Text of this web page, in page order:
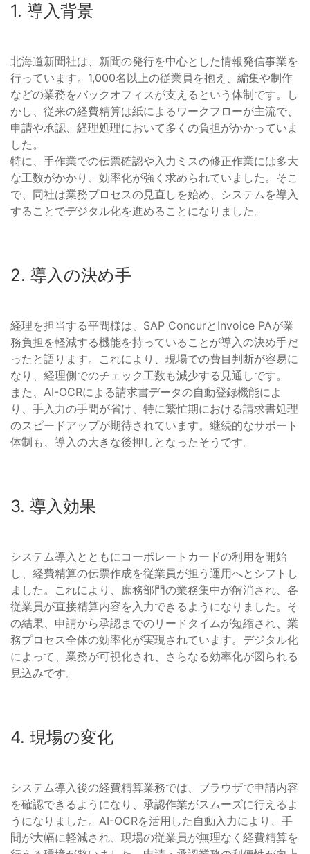
1. 導入背景
北海道新聞社は、新聞の発行を中心とした情報発信事業を
行っています。1,000名以上の従業員を抱え、編集や制作
などの業務をバックオフィスが支えるという体制です。し
かし、従来の経費精算は紙によるワークフローが主流で、
申請や承認、経理処理において多くの負担がかかっていま
した。
特に、手作業での伝票確認や入力ミスの修正作業には多大
な工数がかかり、効率化が強く求められていました。そこ
で、同社は業務プロセスの見直しを始め、システムを導入
することでデジタル化を進めることになりました。
2. 導入の決め手
経理を担当する平間様は、SAP ConcurとInvoice PAが業
務負担を軽減する機能を持っていることが導入の決め手だ
ったと語ります。これにより、現場での費目判断が容易に
なり、経理側でのチェック工数も減少する見通しです。
また、AI-OCRによる請求書データの自動登録機能によ
り、手入力の手間が省け、特に繁忙期における請求書処理
のスピードアップが期待されています。継続的なサポート
体制も、導入の大きな後押しとなったそうです。
3. 導入効果
システム導入とともにコーポレートカードの利用を開始
し、経費精算の伝票作成を従業員が担う運用へとシフトし
ました。これにより、庶務部門の業務集中が解消され、各
従業員が直接精算内容を入力できるようになりました。そ
の結果、申請から承認までのリードタイムが短縮され、業
務プロセス全体の効率化が実現されています。デジタル化
によって、業務が可視化され、さらなる効率化が図られる
見込みです。
4. 現場の変化
システム導入後の経費精算業務では、ブラウザで申請内容
を確認できるようになり、承認作業がスムーズに行えるよ
うになりました。AI-OCRを活用した自動入力により、手
間が大幅に軽減され、現場の従業員が無理なく経費精算を